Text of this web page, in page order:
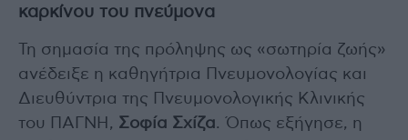
καρκίνου του πνεύμονα
Τη σημασία της πρόληψης ως «σωτηρία ζωής»
ανέδειξε η καθηγήτρια Πνευμονολογίας και
Διευθύντρια της Πνευμονολογικής Κλινικής
του ΠΑΓΝΗ, Σοφία Σχίζα. Όπως εξήγησε, η